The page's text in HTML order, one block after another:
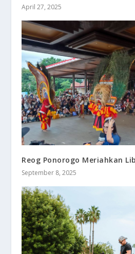
April 27, 2025
Reog Ponorogo Meriahkan
September 8, 2025